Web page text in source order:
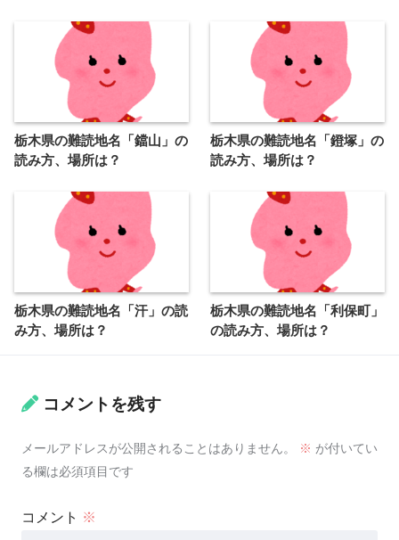
栃木県の難読地名「鐺山」の
読み方、場所は？
栃木県の難読地名「鐙塚」の
読み方、場所は？
栃木県の難読地名「汗」の読
み方、場所は？
栃木県の難読地名「利保町」
の読み方、場所は？
コメントを残す
メールアドレスが公開されることはありません。 ※ が付いてい
る欄は必須項目です
コメント ※